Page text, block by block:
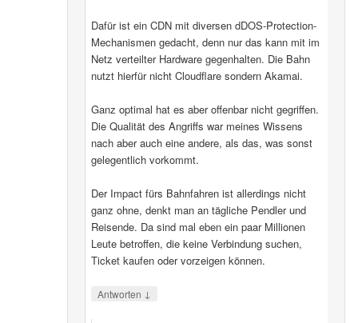
Dafür ist ein CDN mit diversen dDOS-Protection-
Mechanismen gedacht, denn nur das kann mit im
Netz verteilter Hardware gegenhalten. Die Bahn
nutzt hierfür nicht Cloudflare sondern Akamai.
Ganz optimal hat es aber offenbar nicht gegriffen.
Die Qualität des Angriffs war meines Wissens
nach aber auch eine andere, als das, was sonst
gelegentlich vorkommt.
Der Impact fürs Bahnfahren ist allerdings nicht
ganz ohne, denkt man an tägliche Pendler und
Reisende. Da sind mal eben ein paar Millionen
Leute betroffen, die keine Verbindung suchen,
Ticket kaufen oder vorzeigen können.
Antworten ↓